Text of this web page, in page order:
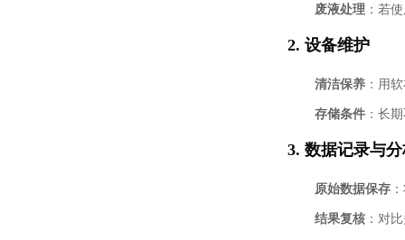
废液处理 ：若
2. 设备维护
清洁保养 ：用
存储条件 ：长
3. 数据记录与
原始数据保存
结果复核 ：对